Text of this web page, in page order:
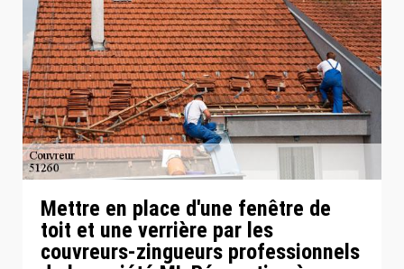
Mettre en place d'une fenêtre de
toit et une verrière par les
couvreurs-zingueurs professionnels